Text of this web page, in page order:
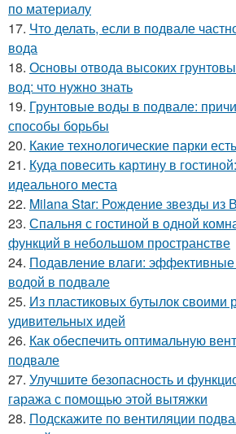
по материалу
17. Что делать, если в подвале
вода
18. Основы отвода высоких
вод: что нужно знать
19. Грунтовые воды в подвале:
способы борьбы
20. Какие технологические парки
21. Куда повесить картину в
идеального места
22. Milana Star: Рождение звезды из
23. Спальня с гостиной в одной
функций в небольшом пространстве
24. Подавление влаги:
водой в подвале
25. Из пластиковых бутылок своими
удивительных идей
26. Как обеспечить оптимальную
подвале
27. Улучшите безопасность и
гаража с помощью этой вытяжки
28. Подскажите по вентиляции